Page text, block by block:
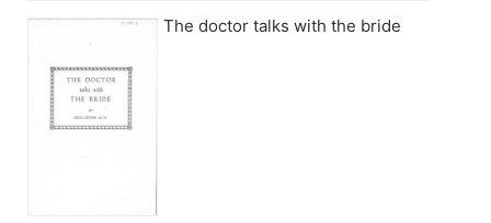
The doctor talks with the bride